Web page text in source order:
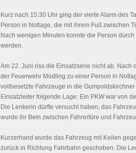
Kurz nach 15:30 Uhr ging der vierte Alarm des
Person in Notlage, die mit ihrem Fuß zwischen
Nach wenigen Minuten konnte die Person
werden.
Am 22. Juni riss die Einsatzserie nicht ab. Nach
der Feuerwehr Mödling zu einer Person in
vollbesetzte Fahrzeuge in die
Einsatzleiter folgende Lage: Ein PKW war von
Die Lenkerin dürfte versucht haben, das
wurde ihr Bein zwischen Fahrertüre und
Kurzerhand wurde das Fahrzeug mit Keilen
zurück in Richtung Fahrbahn geschoben. Die